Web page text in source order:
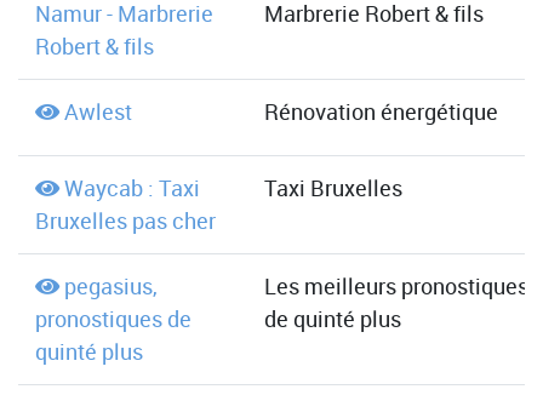
Namur - Marbrerie
Robert & fils
Marbrerie Robert & fils
Awlest Rénovation énergétique
Waycab : Taxi
Bruxelles pas cher
Taxi Bruxelles
pegasius,
pronostiques de
quinté plus
Les meilleurs pronostiques
de quinté plus